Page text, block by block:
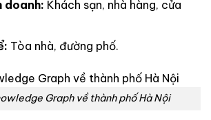
doanh: Khách sạn, nhà hàng, cửa
Tòa nhà, đường phố.
Graph về thành phố Hà Nội